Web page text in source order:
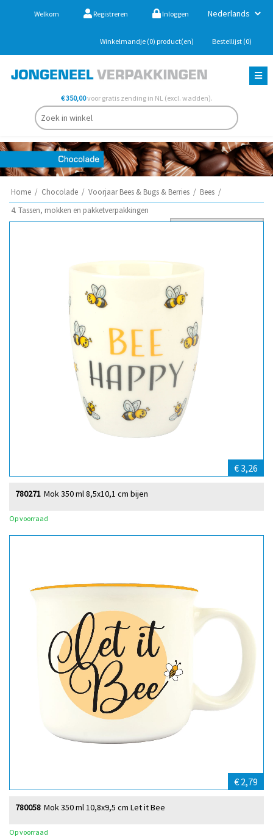
Welkom Registreren Inloggen
Winkelmandje (0) product(en) Bestellijst (0)
€ 350,00voor gratis zending in NL (excl. wadden).
Home / Chocolade / Voorjaar Bees & Bugs & Berries / Bees /
4. Tassen, mokken en pakketverpakkingen
€ 3,26
Mok 350 ml 8,5x10,1 cm bijen
780271
Op voorraad
€ 2,79
Mok 350 ml 10,8x9,5 cm Let it Bee
780058
Op voorraad